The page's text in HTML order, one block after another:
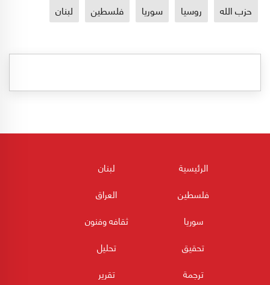
حزب الله روسيا سوريا فلسطين لبنان
الرئيسية
لبنان
فلسطين
العراق
سوريا
ثقافه وفنون
تحقيق
تحليل
ترجمة
تقرير